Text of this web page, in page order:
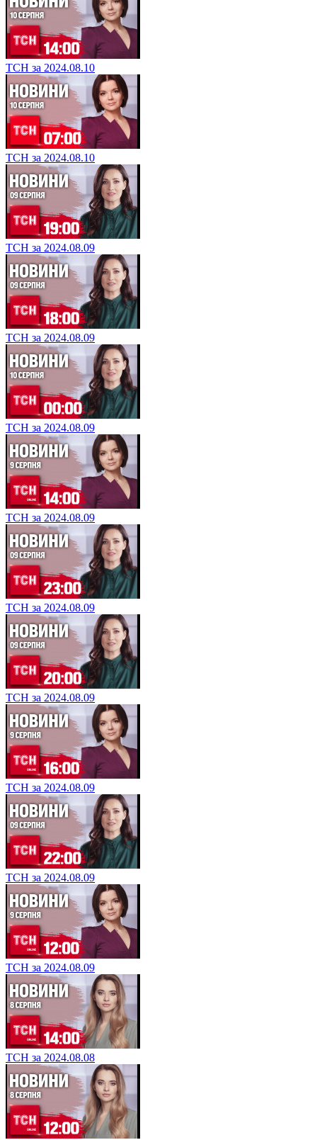
ТСН за 2024.08.10
ТСН за 2024.08.10
ТСН за 2024.08.09
ТСН за 2024.08.09
ТСН за 2024.08.09
ТСН за 2024.08.09
ТСН за 2024.08.09
ТСН за 2024.08.09
ТСН за 2024.08.09
ТСН за 2024.08.09
ТСН за 2024.08.09
ТСН за 2024.08.08